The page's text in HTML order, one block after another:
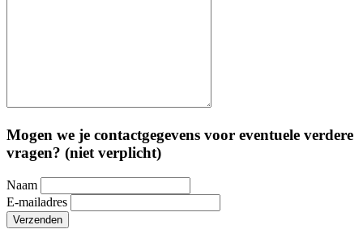
Mogen we je contactgegevens voor eventuele verdere
vragen? (niet verplicht)
Naam
E-mailadres
Verzenden